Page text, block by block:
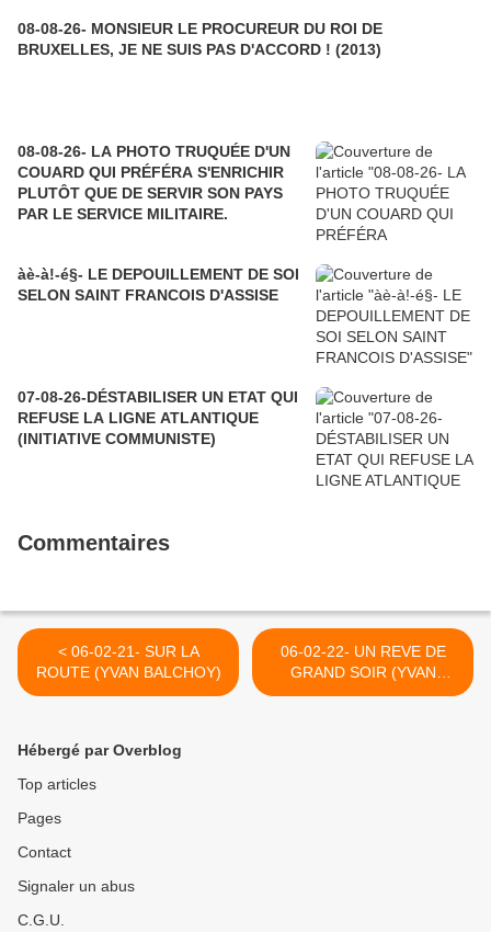
08-08-26- MONSIEUR LE PROCUREUR DU ROI DE
BRUXELLES, JE NE SUIS PAS D'ACCORD ! (2013)
08-08-26- LA PHOTO TRUQUÉE D'UN
COUARD QUI PRÉFÉRA S'ENRICHIR
PLUTÔT QUE DE SERVIR SON PAYS
PAR LE SERVICE MILITAIRE.
àè-à!-é§- LE DEPOUILLEMENT DE SOI
SELON SAINT FRANCOIS D'ASSISE
07-08-26-DÉSTABILISER UN ETAT QUI
REFUSE LA LIGNE ATLANTIQUE
(INITIATIVE COMMUNISTE)
Commentaires
< 06-02-21- SUR LA
ROUTE (YVAN BALCHOY)
06-02-22- UN REVE DE
GRAND SOIR (YVAN
BALCHOY) >
Hébergé par Overblog
Top articles
Pages
Contact
Signaler un abus
C.G.U.